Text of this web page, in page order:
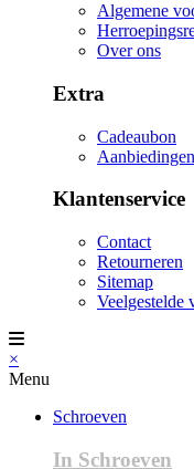
Algemene
Over ons
Extra
Cadeaubon
Aanbiedingen
Klantenservice
Contact
Retourneren
Sitemap
Veelgestelde
×
Menu
Schroeven
In Schroeven